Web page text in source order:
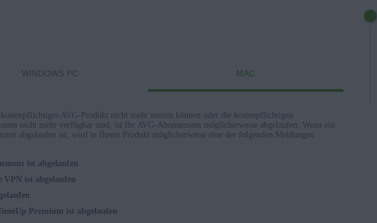
2.x für Windows
Security 20.x für Mac
VPN 1.x für Mac
2.x für Mac
1.x für Mac
WINDOWS PC MAC
AVG-Produkt nicht mehr nutzen können oder die kostenpflichtigen
nicht mehr verfügbar sind, ist Ihr AVG-Abonnement möglicherweise abgelaufen. Wenn ein
abgelaufen ist, wird in Ihrem Produkt möglicherweise eine der folgenden Meldungen
ist abgelaufen
VPN ist abgelaufen
Premium ist abgelaufen